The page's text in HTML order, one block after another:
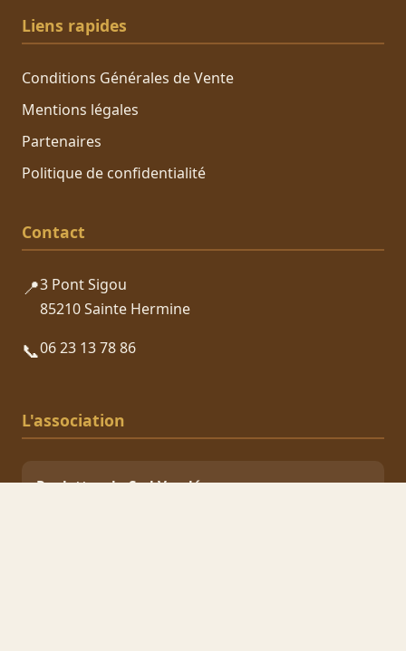
Liens rapides
Conditions Générales de Vente
Mentions légales
Partenaires
Politique de confidentialité
Contact
📍3 Pont Sigou
85210 Sainte Hermine
📞06 23 13 78 86
L'association
Roulottes du Sud Vendée